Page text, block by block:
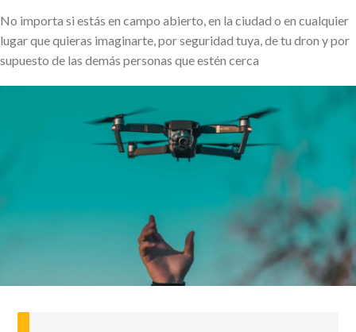
No importa si estás en campo abierto, en la ciudad o en cualquier
lugar que quieras imaginarte, por seguridad tuya, de tu dron y por
supuesto de las demás personas que estén cerca